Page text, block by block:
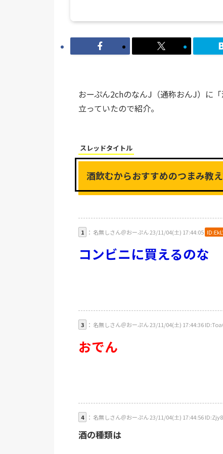
おーぷん2chのなんJ（通称おんJ）に
立っていたので紹介。
スレッドタイトル
酒飲むからおすすめのつまみ教
1 ： 名無しさん＠おーぷん 23/11/04(土) 17:44:05
コンビニに買えるのな
3 ： 名無しさん＠おーぷん 23/11/04(土) 17:44:36
おでん
4 ： 名無しさん＠おーぷん 23/11/04(土) 17:44:56 ID:Zjy8
酒の種類は